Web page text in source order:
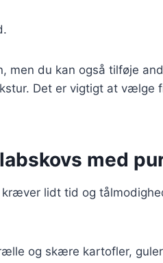
men du kan også tilføje
Det er vigtigt at vælge
med
lidt tid og
og skære kartofler,